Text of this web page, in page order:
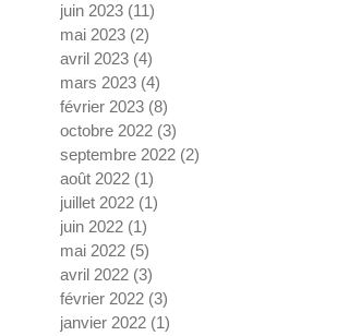
juin 2023 (11)
mai 2023 (2)
avril 2023 (4)
mars 2023 (4)
février 2023 (8)
octobre 2022 (3)
septembre 2022 (2)
août 2022 (1)
juillet 2022 (1)
juin 2022 (1)
mai 2022 (5)
avril 2022 (3)
février 2022 (3)
janvier 2022 (1)